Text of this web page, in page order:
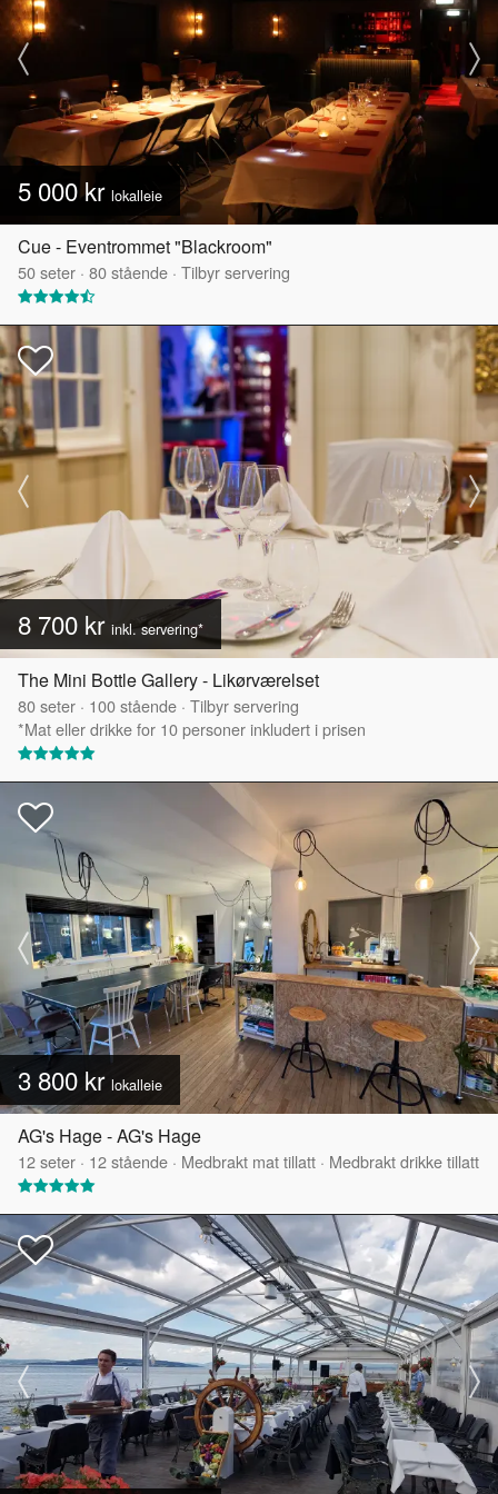
5 000 kr lokalleie
Cue - Eventrommet "Blackroom"
50seter · 80stående · Tilbyr servering
8 700 kr inkl. servering*
The Mini Bottle Gallery - Likørværelset
80seter · 100stående · Tilbyr servering
*Mat eller drikke for 10 personer inkludert i prisen
3 800 kr lokalleie
AG's Hage - AG's Hage
12seter · 12stående · Medbrakt mat tillatt · Medbrakt drikke tillatt